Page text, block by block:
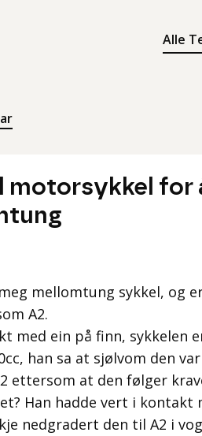
Alle
motorsykkel
mellomtung sykkel, og
A2.
med ein på finn, sykkelen
han sa at sjølvom den
ettersom at den følger
Han hadde vert i kontakt
nedgradert den til A2 i